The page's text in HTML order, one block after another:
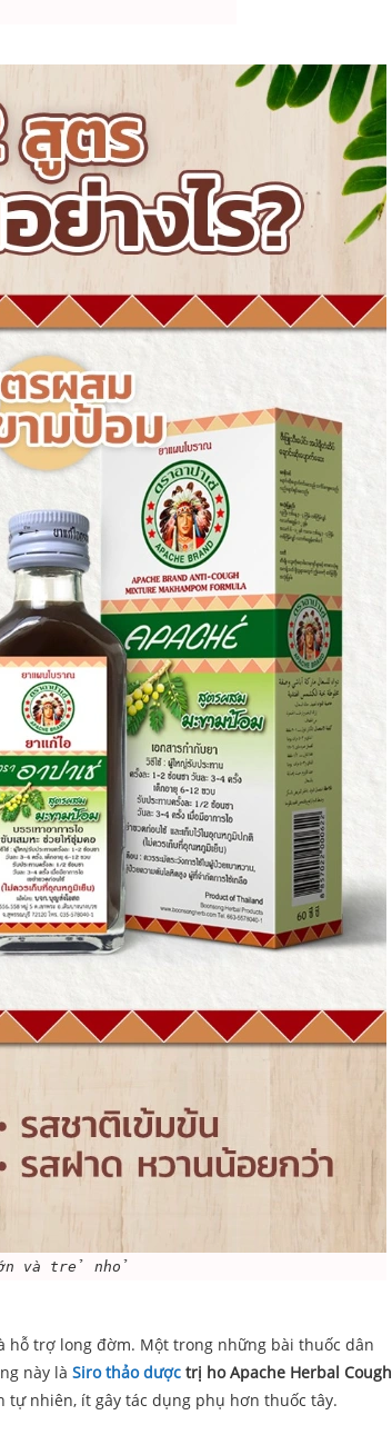
và trẻ nhỏ
hỗ trợ long đờm. Một trong những bài thuốc dân
này là Siro thảo dược trị ho Apache Herbal Cough
nhiên, ít gây tác dụng phụ hơn thuốc tây.